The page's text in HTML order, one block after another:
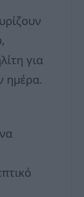
για
ημέρα.